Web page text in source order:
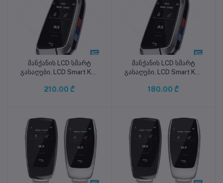
კალათაში დამატება
მანქანის LCD სმარტ
გასაღები, LCD Smart Key
210.00 ₾
კალათაში დამატება
მანქანის LCD სმარტ
გასაღები, LCD Smart Key
180.00 ₾